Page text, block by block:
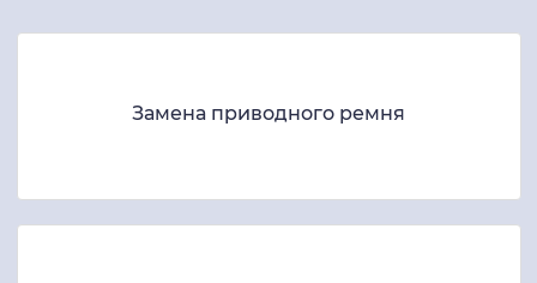
Замена приводного ремня